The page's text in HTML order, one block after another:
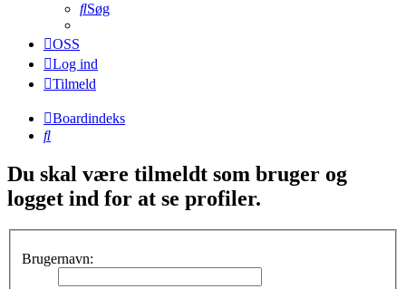
Søg
OSS
Log ind
Tilmeld
Boardindeks
Søg
Du skal være tilmeldt som bruger og
logget ind for at se profiler.
Brugernavn: